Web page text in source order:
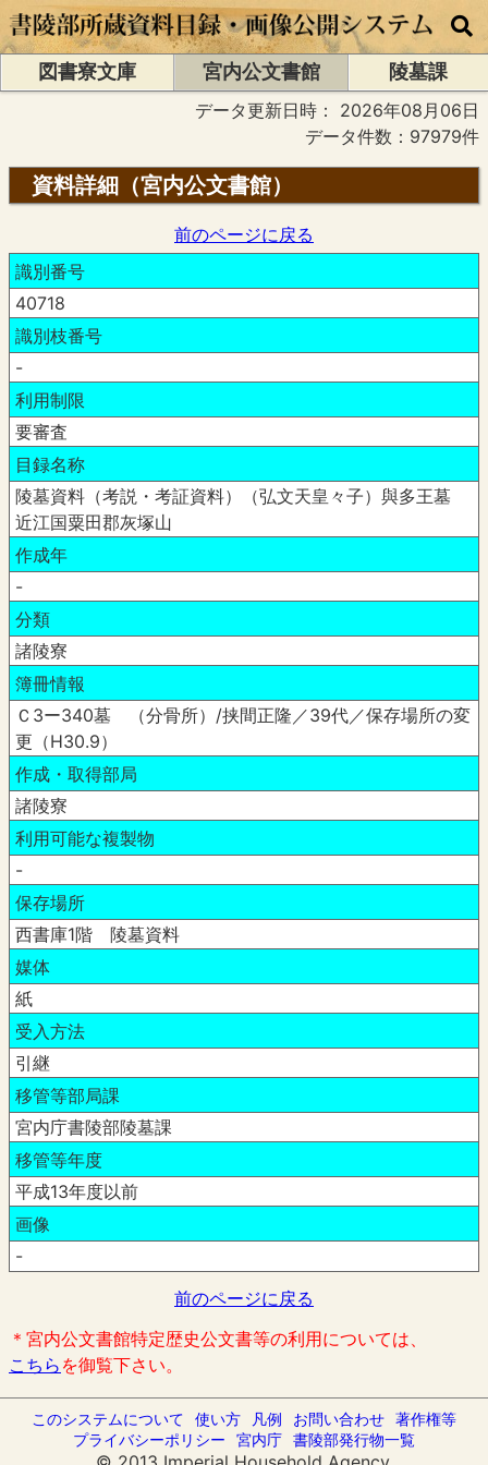
図書寮文庫 宮内公文書館
陵墓課
データ更新日時： 2026年08月06日
データ件数：97979件
資料詳細（宮内公文書館）
前のページに戻る
識別番号
40718
識別枝番号
-
利用制限
要審査
目録名称
陵墓資料（考説・考証資料）（弘文天皇々子）與多王墓
近江国粟田郡灰塚山
作成年
-
分類
諸陵寮
簿冊情報
Ｃ3ー340墓 （分骨所）/挟間正隆／39代／保存場所の変
更（H30.9）
作成・取得部局
諸陵寮
利用可能な複製物
-
保存場所
西書庫1階 陵墓資料
媒体
紙
受入方法
引継
移管等部局課
宮内庁書陵部陵墓課
移管等年度
平成13年度以前
画像
-
前のページに戻る
＊宮内公文書館特定歴史公文書等の利用については、
こちら を御覧下さい。
このシステムについて 使い方 凡例 お問い合わせ 著作権等
プライバシーポリシー
宮内庁 書陵部発行物一覧